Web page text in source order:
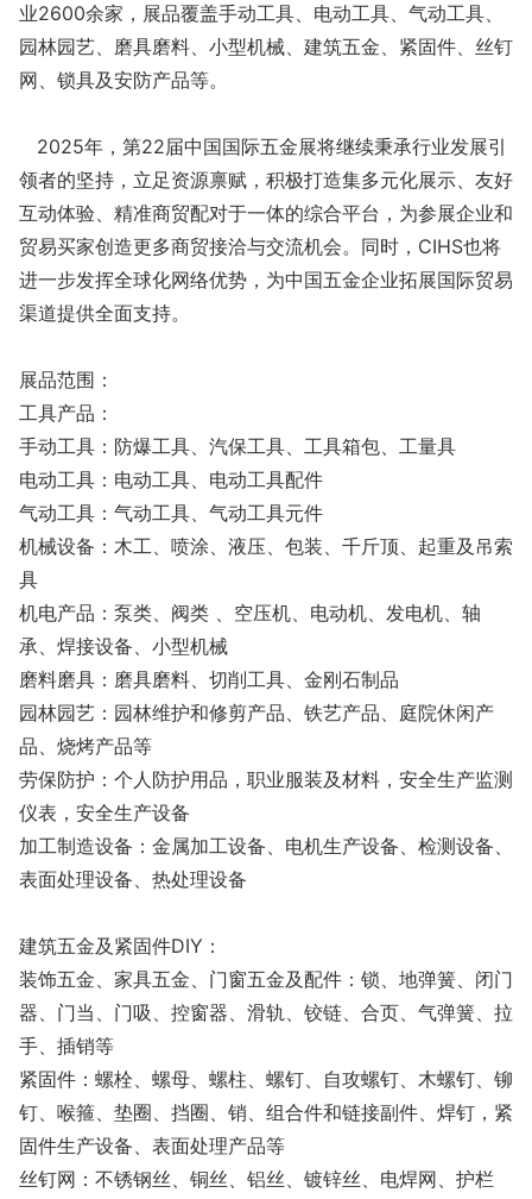
业2600余家，展品覆盖手动工具、电动工具、气动工具、
园林园艺、磨具磨料、小型机械、建筑五金、紧固件、丝钉
网、锁具及安防产品等。
2025年，第22届中国国际五金展将继续秉承行业发展引
领者的坚持，立足资源禀赋，积极打造集多元化展示、友好
互动体验、精准商贸配对于一体的综合平台，为参展企业和
贸易买家创造更多商贸接洽与交流机会。同时，CIHS也将
进一步发挥全球化网络优势，为中国五金企业拓展国际贸易
渠道提供全面支持。
展品范围：
工具产品：
手动工具：防爆工具、汽保工具、工具箱包、工量具
电动工具：电动工具、电动工具配件
气动工具：气动工具、气动工具元件
机械设备：木工、喷涂、液压、包装、千斤顶、起重及吊索
具
机电产品：泵类、阀类 、空压机、电动机、发电机、轴
承、焊接设备、小型机械
磨料磨具：磨具磨料、切削工具、金刚石制品
园林园艺：园林维护和修剪产品、铁艺产品、庭院休闲产
品、烧烤产品等
劳保防护：个人防护用品，职业服装及材料，安全生产监测
仪表，安全生产设备
加工制造设备：金属加工设备、电机生产设备、检测设备、
表面处理设备、热处理设备
建筑五金及紧固件DIY：
装饰五金、家具五金、门窗五金及配件：锁、地弹簧、闭门
器、门当、门吸、控窗器、滑轨、铰链、合页、气弹簧、拉
手、插销等
紧固件：螺栓、螺母、螺柱、螺钉、自攻螺钉、木螺钉、铆
钉、喉箍、垫圈、挡圈、销、组合件和链接副件、焊钉，紧
固件生产设备、表面处理产品等
丝钉网：不锈钢丝、铜丝、铝丝、镀锌丝、电焊网、护栏